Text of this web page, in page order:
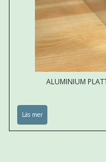
ALUMINIUM
Läs mer